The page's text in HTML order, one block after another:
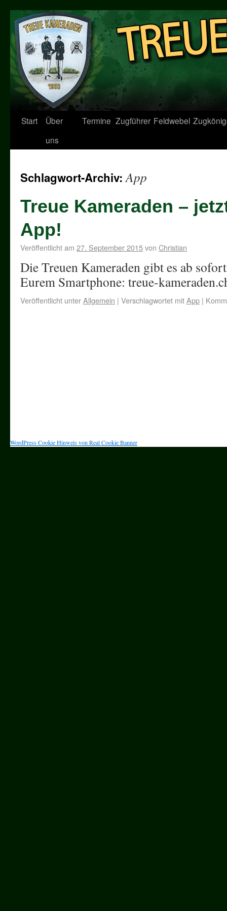
Start
Über
uns
Termine Zugführer Feldwebel
Schlagwort-Archiv:App
Treue Kameraden –
App!
Veröffentlicht am 27. September 2015von Christian
Die Treuen Kameraden gibt es ab
Eurem Smartphone: treue-
Veröffentlicht unterAllgemein | Verschlagwortet mitApp |
WordPress Cookie Hinweis von Real Cookie Banner